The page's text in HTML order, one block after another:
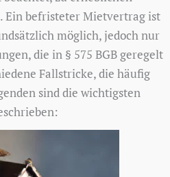
Ein befristeter Mietvertrag ist
möglich, jedoch nur
die in § 575 BGB geregelt
Fallstricke, die häufig
sind die wichtigsten